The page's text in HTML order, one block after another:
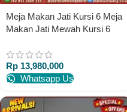
Meja Makan Jati Kursi 6 Meja
Makan Jati Mewah Kursi 6
Rp 13,980,000
Whatsapp Us